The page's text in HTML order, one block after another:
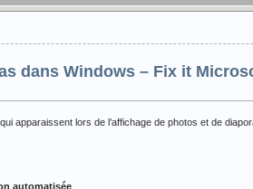
dans Windows – Fix it
apparaissent lors de l’affichage de photos et de
automatisée